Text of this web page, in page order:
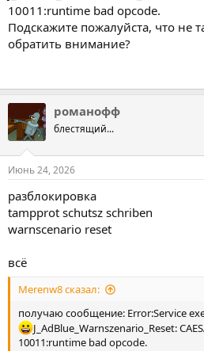
10011:runtime bad opcode.
Подскажите пожалуйста, что не
обратить внимание?
романофф
блестящий...
Июнь 24, 2026
разблокировка
tampprot schutsz schriben
warnscenario reset
всё
Merenw8 сказал:
получаю сообщение: Error:Service
J_AdBlue_Warnszenario_Reset:
10011:runtime bad opcode.